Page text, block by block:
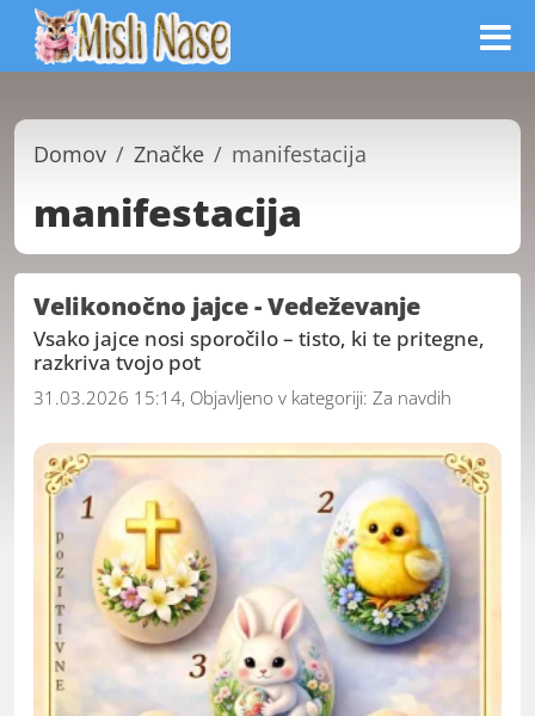
Domov Značke manifestacija
manifestacija
Velikonočno jajce - Vedeževanje
Vsako jajce nosi sporočilo – tisto, ki te pritegne,
razkriva tvojo pot
31.03.2026 15:14, Objavljeno v kategoriji: Za navdih